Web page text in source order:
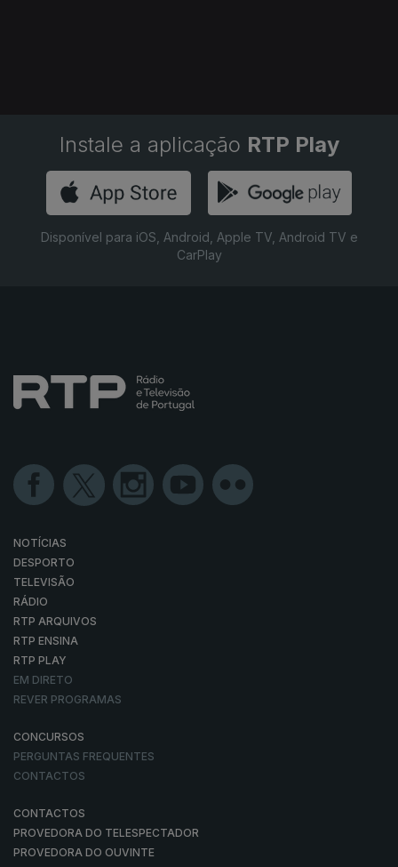
Instale a aplicação RTP Play
Disponível para iOS, Android, Apple TV, Android TV e
CarPlay
NOTÍCIAS
DESPORTO
TELEVISÃO
RÁDIO
RTP ARQUIVOS
RTP ENSINA
RTP PLAY
EM DIRETO
REVER PROGRAMAS
CONCURSOS
PERGUNTAS FREQUENTES
CONTACTOS
CONTACTOS
PROVEDORA DO TELESPECTADOR
PROVEDORA DO OUVINTE